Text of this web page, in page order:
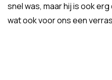
snel was, maar hij is ook
wat ook voor ons een